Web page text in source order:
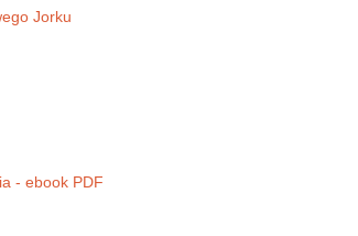
Jorku
- ebook PDF